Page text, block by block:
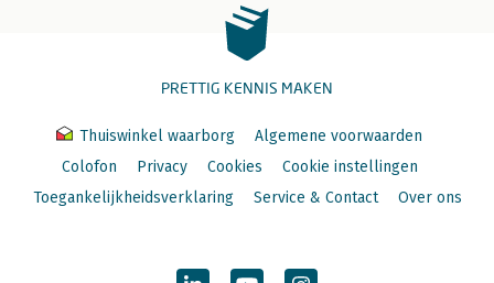
PRETTIG KENNIS MAKEN
Thuiswinkel waarborg
Algemene voorwaarden
Colofon
Privacy Cookies
Cookie instellingen
Toegankelijkheidsverklaring
Service & Contact Over ons